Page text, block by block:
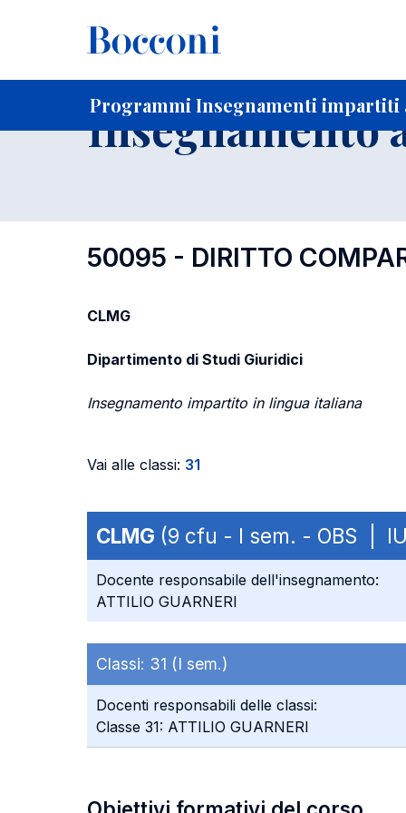
Programmi Insegnamenti impartiti
Home Per studenti iscritti
Insegnamento
50095 - DIRITTO
CLMG
Dipartimento di Studi Giuridici
Insegnamento impartito in lingua italiana
Vai alle classi: 31
CLMG (9 cfu - I sem. - OBS |
Docente responsabile dell'insegnamento:
ATTILIO GUARNERI
Classi: 31 (I sem.)
Docenti responsabili delle classi:
Classe 31: ATTILIO GUARNERI